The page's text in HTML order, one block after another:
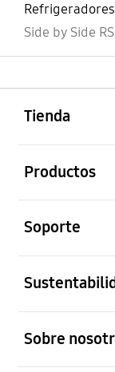
Refrigeradores
Side by Side
Tienda
Productos
Soporte
Sobre